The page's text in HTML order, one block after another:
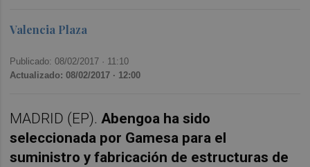
Valencia Plaza
Publicado: 08/02/2017 · 11:10
Actualizado: 08/02/2017 · 12:00
MADRID (EP). Abengoa ha sido
seleccionada por Gamesa para el
suministro y fabricación de estructuras de